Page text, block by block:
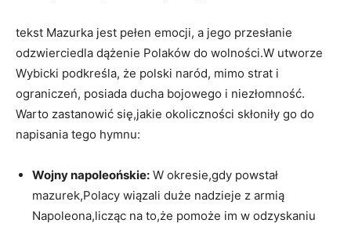
tekst Mazurka jest pełen emocji, a jego przesłanie ​
odzwierciedla dążenie Polaków do wolności.W ⁣utworze
Wybicki ⁣podkreśla, że polski naród, mimo strat ‍i
ograniczeń, posiada ducha bojowego‌ i niezłomność.
Warto zastanowić się,jakie okoliczności skłoniły‍ go do
napisania ‍tego hymnu:
Wojny ⁢napoleońskie: W okresie,gdy‌ powstał ​
mazurek,Polacy⁤ wiązali duże nadzieje z armią
Napoleona,licząc na‌ to,że⁤ pomoże im ​w odzyskaniu⁢